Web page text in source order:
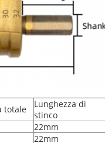
totale
Lunghezza di
stinco
22mm
22mm